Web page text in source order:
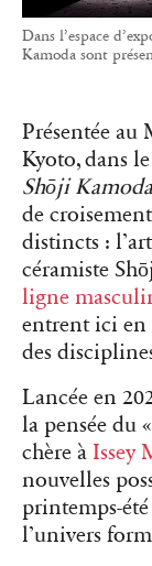
Dans l’espace
Kamoda sont
Présentée au
Kyoto, dans
Shōji
de
distincts :
céramiste
ligne
entrent ici en
des
Lancée en
la pensée du
chère à Issey
nouvelles
printemps-
l’univers